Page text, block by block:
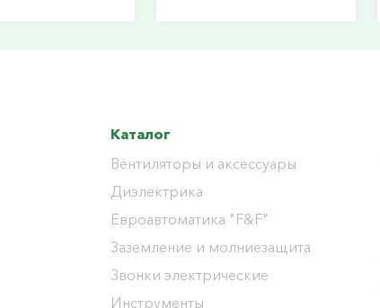
Каталог
Вентиляторы и аксессуары
Диэлектрика
Евроавтоматика "F&F"
Заземление и молниезащита
Звонки электрические
Инструменты